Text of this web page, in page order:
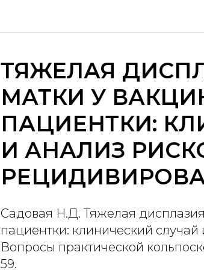
ТЯЖЕЛАЯ
МАТКИ У
ПАЦИЕНТКИ:
И АНАЛИЗ
Садовая Н.Д. Тяжелая
пациентки: клинический
Вопросы практической
59.